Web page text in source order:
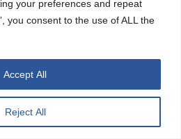
your preferences and repeat
you consent to the use of ALL the
Reject All
Accept All